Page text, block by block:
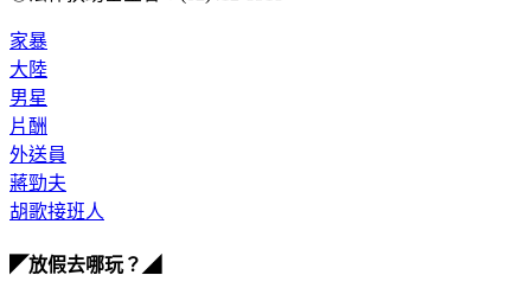
大陸
男星
片酬
外送員
蔣勁夫
胡歌接班人